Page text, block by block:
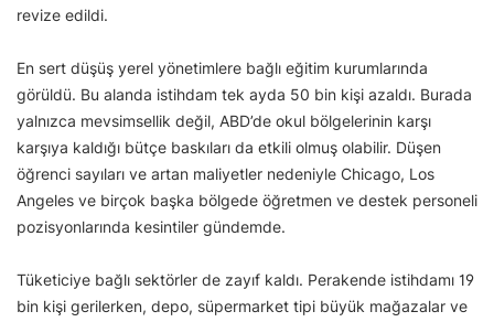
revize edildi.
En sert düşüş yerel yönetimlere bağlı eğitim kurumlarında
görüldü. Bu alanda istihdam tek ayda 50 bin kişi azaldı. Burada
yalnızca mevsimsellik değil, ABD’de okul bölgelerinin karşı
karşıya kaldığı bütçe baskıları da etkili olmuş olabilir. Düşen
öğrenci sayıları ve artan maliyetler nedeniyle Chicago, Los
Angeles ve birçok başka bölgede öğretmen ve destek personeli
pozisyonlarında kesintiler gündemde.
Tüketiciye bağlı sektörler de zayıf kaldı. Perakende istihdamı 19
bin kişi gerilerken, depo, süpermarket tipi büyük mağazalar ve